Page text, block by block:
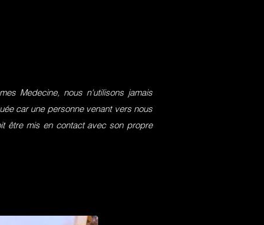
Medecine, nous n'utilisons jamais
car une personne venant vers nous
être mis en contact avec son propre